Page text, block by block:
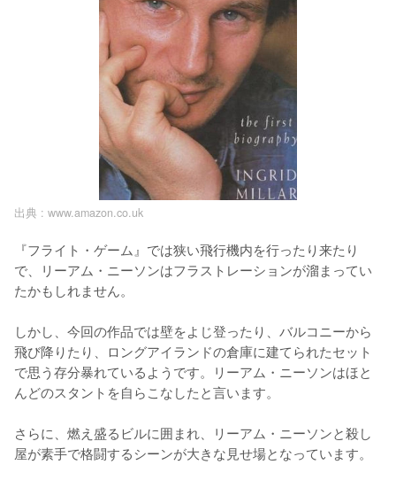
出典 : www.amazon.co.uk
『フライト・ゲーム』では狭い飛行機内を行ったり来たり
で、リーアム・ニーソンはフラストレーションが溜まってい
たかもしれません。
しかし、今回の作品では壁をよじ登ったり、バルコニーから
飛び降りたり、ロングアイランドの倉庫に建てられたセット
で思う存分暴れているようです。リーアム・ニーソンはほと
んどのスタントを自らこなしたと言います。
さらに、燃え盛るビルに囲まれ、リーアム・ニーソンと殺し
屋が素手で格闘するシーンが大きな見せ場となっています。